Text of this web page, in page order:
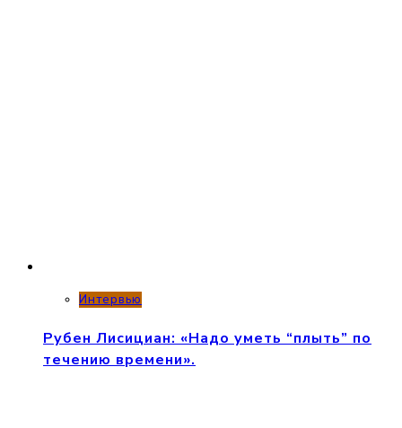
Интервью
Рубен Лисициан: «Надо уметь “плыть” по
течению времени».